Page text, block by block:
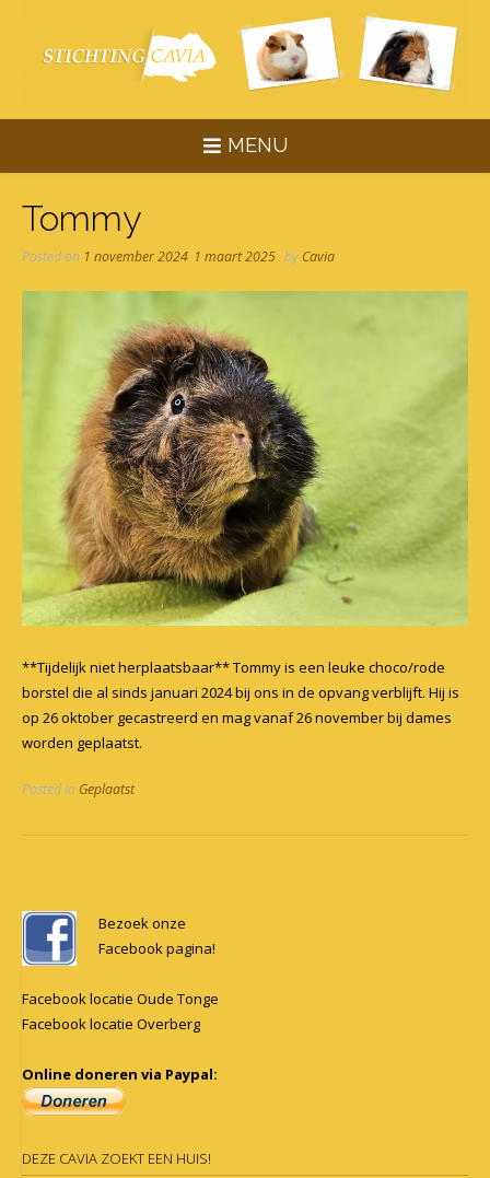
content
MENU
Tommy
Posted on 1 november 2024 1 maart 2025 by Cavia
**Tijdelijk niet herplaatsbaar** Tommy is een leuke choco/rode
borstel die al sinds januari 2024 bij ons in de opvang verblijft. Hij is
op 26 oktober gecastreerd en mag vanaf 26 november bij dames
worden geplaatst.
Posted in Geplaatst
navigation
Bezoek onze
Facebook pagina!
Facebook locatie Oude Tonge
Facebook locatie Overberg
Online doneren via Paypal:
DEZE CAVIA ZOEKT EEN HUIS!